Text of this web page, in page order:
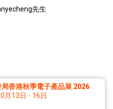
先生
香港秋季電子產品展 2026
月13日 - 16日